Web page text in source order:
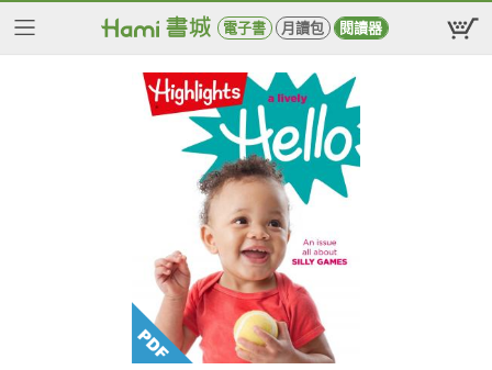
電子書 月讀包 閱讀器